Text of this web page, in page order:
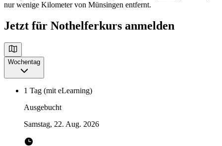
nur wenige Kilometer von Münsingen entfernt.
Jetzt für Nothelferkurs anmelden
Wochentag
1 Tag (mit eLearning)
Ausgebucht
Samstag, 22. Aug. 2026